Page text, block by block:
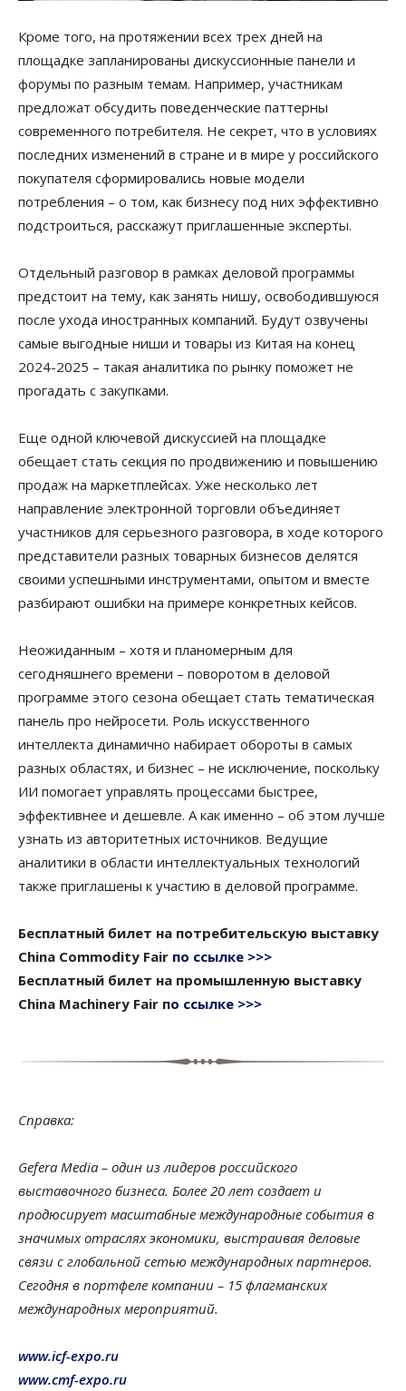
Кроме того, на протяжении всех трех дней на
площадке запланированы дискуссионные панели и
форумы по разным темам. Например, участникам
предложат обсудить поведенческие паттерны
современного потребителя. Не секрет, что в условиях
последних изменений в стране и в мире у российского
покупателя сформировались новые модели
потребления – о том, как бизнесу под них эффективно
подстроиться, расскажут приглашенные эксперты.
Отдельный разговор в рамках деловой программы
предстоит на тему, как занять нишу, освободившуюся
после ухода иностранных компаний. Будут озвучены
самые выгодные ниши и товары из Китая на конец
2024-2025 – такая аналитика по рынку поможет не
прогадать с закупками.
Еще одной ключевой дискуссией на площадке
обещает стать секция по продвижению и повышению
продаж на маркетплейсах. Уже несколько лет
направление электронной торговли объединяет
участников для серьезного разговора, в ходе которого
представители разных товарных бизнесов делятся
своими успешными инструментами, опытом и вместе
разбирают ошибки на примере конкретных кейсов.
Неожиданным – хотя и планомерным для
сегодняшнего времени – поворотом в деловой
программе этого сезона обещает стать тематическая
панель про нейросети. Роль искусственного
интеллекта динамично набирает обороты в самых
разных областях, и бизнес – не исключение, поскольку
ИИ помогает управлять процессами быстрее,
эффективнее и дешевле. А как именно – об этом лучше
узнать из авторитетных источников. Ведущие
аналитики в области интеллектуальных технологий
также приглашены к участию в деловой программе.
Бесплатный билет на потребительскую выставку
China Commodity Fair по ссылке >>>
Бесплатный билет на промышленную выставку
China Machinery Fair по ссылке >>>
Справка:
Gefera Media – один из лидеров российского
выставочного бизнеса. Более 20 лет создает и
продюсирует масштабные международные события в
значимых отраслях экономики, выстраивая деловые
связи с глобальной сетью международных партнеров.
Сегодня в портфеле компании – 15 флагманских
международных мероприятий.
www.icf-expo.ru
www.cmf-expo.ru